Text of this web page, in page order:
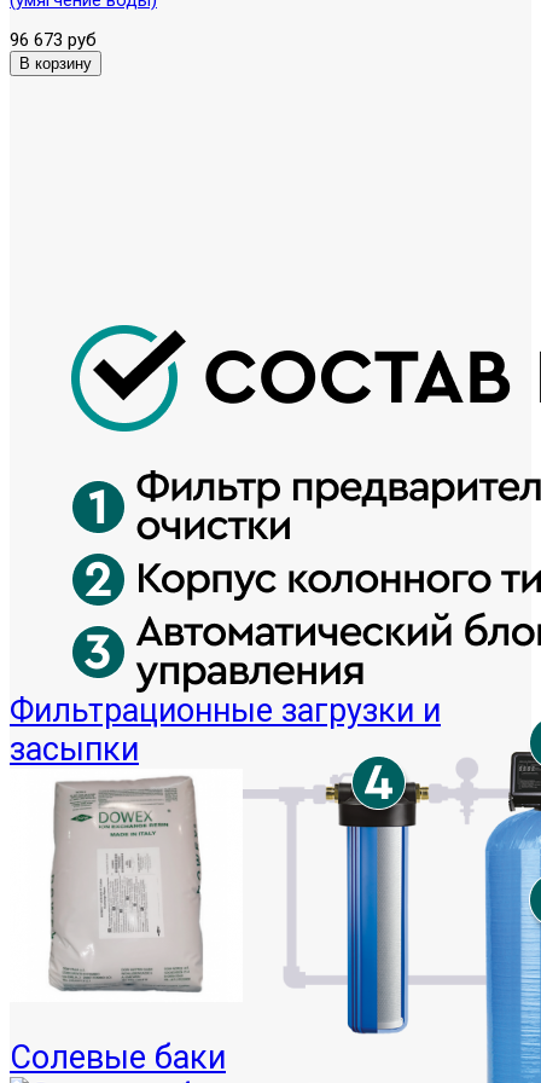
96 673 руб
Фильтрационные загрузки и
засыпки
Солевые баки